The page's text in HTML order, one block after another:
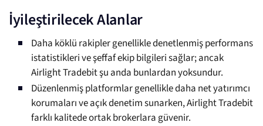
İyileştirilecek Alanlar
Daha köklü rakipler genellikle denetlenmiş performans
istatistikleri ve şeffaf ekip bilgileri sağlar; ancak
Airlight Tradebit şu anda bunlardan yoksundur.
Düzenlenmiş platformlar genellikle daha net yatırımcı
korumaları ve açık denetim sunarken, Airlight Tradebit
farklı kalitede ortak brokerlara güvenir.